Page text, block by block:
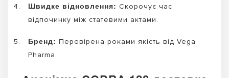
Швидке відновлення: Скорочує час
відпочинку між статевими актами.
Бренд: Перевірена роками якість від Vega
Pharma.